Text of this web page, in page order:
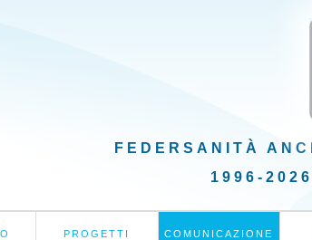
FEDERSANITÀ
1996-
PROGETTI COMUNICAZIONE